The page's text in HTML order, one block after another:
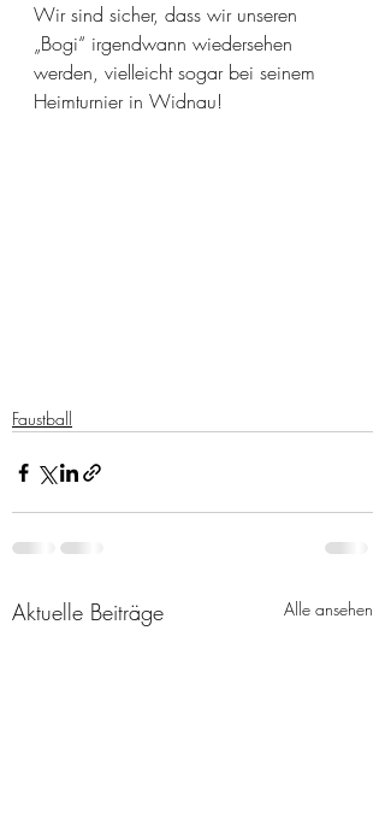
Wir sind sicher, dass wir unseren
„Bogi“ irgendwann wiedersehen
werden, vielleicht sogar bei seinem
Heimturnier in Widnau!
Faustball
Aktuelle Beiträge Alle ansehen